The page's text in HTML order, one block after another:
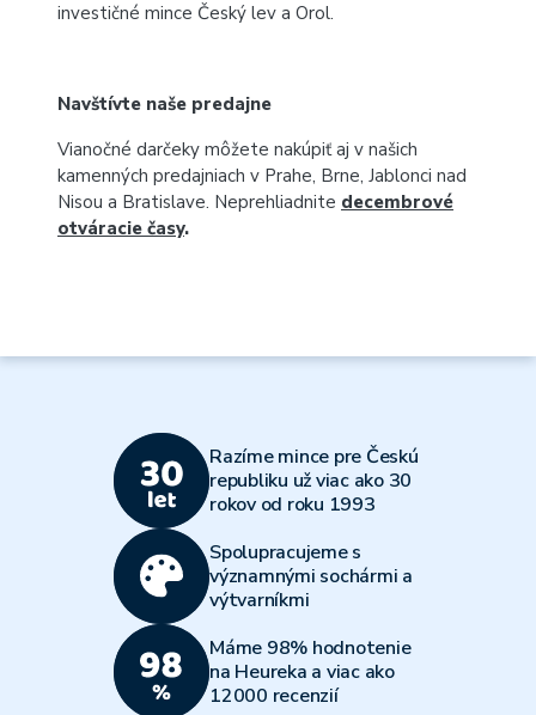
investičné mince Český lev a Orol.
Navštívte naše predajne
Vianočné darčeky môžete nakúpiť aj v našich
kamenných predajniach v Prahe, Brne, Jablonci nad
Nisou a Bratislave. Neprehliadnite decembrové
otváracie časy.
Razíme mince pre Českú
republiku už viac ako 30
rokov od roku 1993
Spolupracujeme s
významnými sochármi a
výtvarníkmi
Máme 98% hodnotenie
na Heureka a viac ako
12000 recenzií